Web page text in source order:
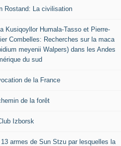
Rostand: La civilisation
Kusiqoyllor Humala-Tasso et Pierre-
Combelles: Recherches sur la maca
meyenii Walpers) dans les Andes
du sud
de la France
de la forêt
Izborsk
13 armes de Sun Stzu par lesquelles la